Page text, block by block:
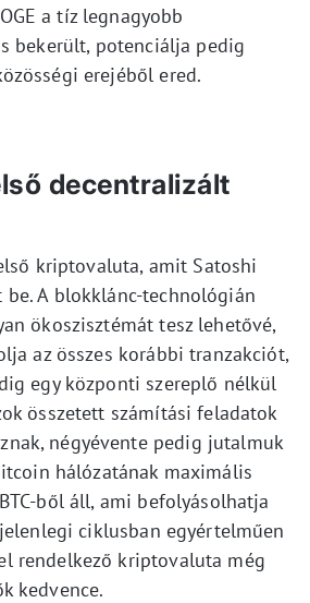
a tíz legnagyobb
bekerült, potenciálja pedig
erejéből ered.
decentralizált
kriptovaluta, amit Satoshi
A blokklánc-technológián
ökoszisztémát tesz lehetővé,
az összes korábbi tranzakciót,
egy központi szereplő nélkül
összetett számítási feladatok
négyévente pedig jutalmuk
hálózatának maximális
ből áll, ami befolyásolhatja
ciklusban egyértelműen
rendelkező kriptovaluta még
kedvence.